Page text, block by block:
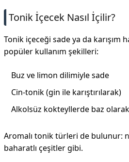
Tonik İçecek Nasıl İçilir?
Tonik içeceği sade ya da karışım
popüler kullanım şekilleri:
Buz ve limon dilimiyle sade
Cin-tonik (gin ile karıştırılarak)
Alkolsüz kokteyllerde baz olarak
Aromalı tonik türleri de bulunur:
baharatlı çeşitler gibi.